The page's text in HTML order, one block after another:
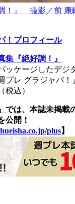
！』 撮影／前
！プロフィール
『絶好調！』
ッケージしたデジ
レ グラジャパ！
込）
では、本誌未掲載
公開！
plus】